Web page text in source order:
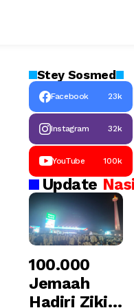
Stey Sosmed
Facebook 23k
Instagram 32k
YouTube 100k
Update
100.000
Jemaah
Hadiri Zikir